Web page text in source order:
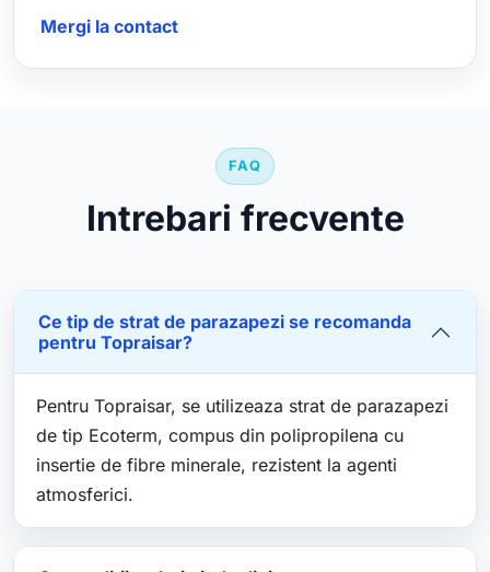
Mergi la contact
FAQ
Intrebari frecvente
Ce tip de strat de parazapezi se recomanda
pentru Topraisar?
Pentru Topraisar, se utilizeaza strat de parazapezi
de tip Ecoterm, compus din polipropilena cu
insertie de fibre minerale, rezistent la agenti
atmosferici.